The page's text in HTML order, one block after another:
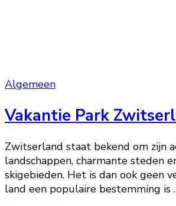
Algemeen
Vakantie Park
Zwitserland staat bekend om zijn
landschappen, charmante steden
skigebieden. Het is dan ook geen
land een populaire bestemming is